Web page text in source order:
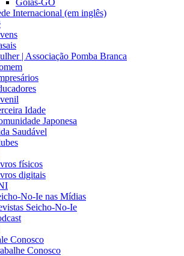
Goiás-GO
Internacional (em inglês)
| Associação Pomba Branca
Idade
Japonesa
Saudável
físicos
digitais
No-Ie nas Mídias
Seicho-No-Ie
Conosco
Conosco